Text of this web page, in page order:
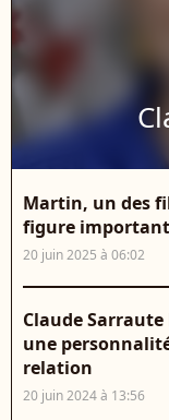
Martin, un des
figure
20 juin 2025 à 06:02
Claude
une
relation
20 juin 2024 à 13:56